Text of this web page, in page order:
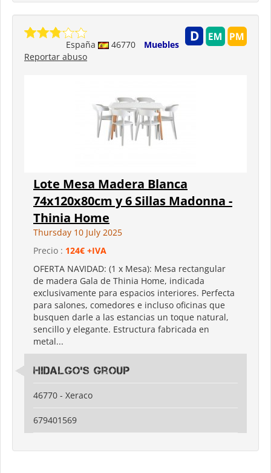
España 46770
Muebles
Reportar abuso
Lote Mesa Madera Blanca
74x120x80cm y 6 Sillas Madonna -
Thinia Home
Thursday 10 July 2025
Precio : 124€ +IVA
OFERTA NAVIDAD: (1 x Mesa): Mesa rectangular
de madera Gala de Thinia Home, indicada
exclusivamente para espacios interiores. Perfecta
para salones, comedores e incluso oficinas que
busquen darle a las estancias un toque natural,
sencillo y elegante. Estructura fabricada en
metal...
Hidalgo's Group
46770 - Xeraco
679401569